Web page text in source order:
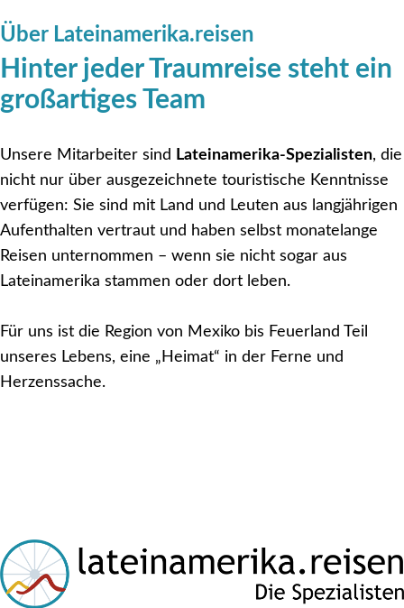
Über Lateinamerika.reisen
Hinter jeder Traumreise steht ein
großartiges Team
Unsere Mitarbeiter sind Lateinamerika-Spezialisten, die
nicht nur über ausgezeichnete touristische Kenntnisse
verfügen: Sie sind mit Land und Leuten aus langjährigen
Aufenthalten vertraut und haben selbst monatelange
Reisen unternommen – wenn sie nicht sogar aus
Lateinamerika stammen oder dort leben.
Für uns ist die Region von Mexiko bis Feuerland Teil
unseres Lebens, eine „Heimat“ in der Ferne und
Herzenssache.